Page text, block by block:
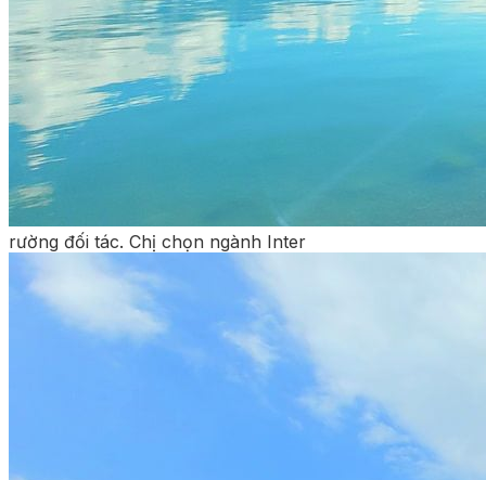
rường đối tác. Chị chọn ngành Inter